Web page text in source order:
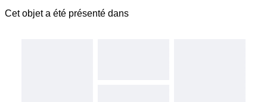
Cet objet a été présenté dans